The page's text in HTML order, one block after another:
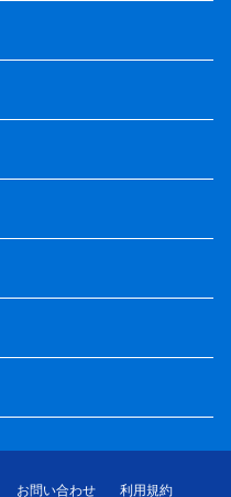
お問い合わせ
利用規約